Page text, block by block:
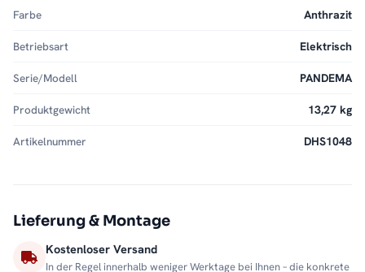
Farbe Anthrazit
Betriebsart Elektrisch
Serie/Modell PANDEMA
Produktgewicht 13,27 kg
Artikelnummer DHS1048
Lieferung & Montage
Kostenloser Versand
In der Regel innerhalb weniger Werktage bei Ihnen – die konkrete